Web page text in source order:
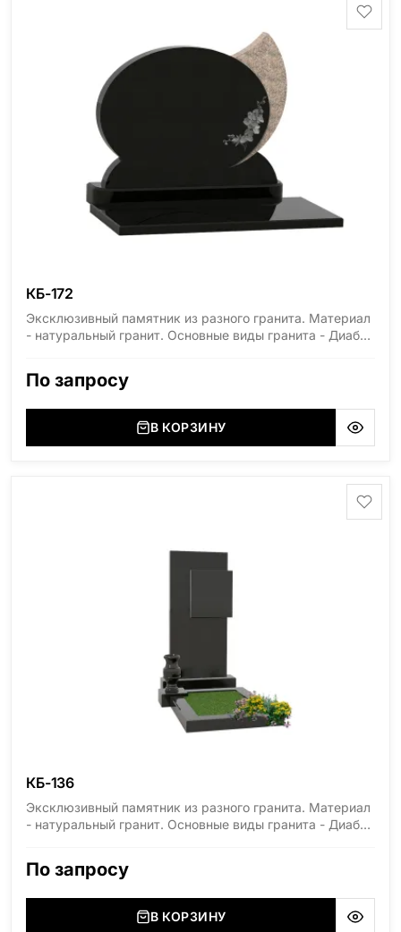
КБ-172
Эксклюзивный памятник из разного гранита. Материал
- натуральный гранит. Основные виды гранита - Диабаз
(Украина, Житомерская область), Лабродарит
(Украина, Житомерская область), Сюксюансаари
(Россия, Карелия), Амфиболит (Россия, Мурманская
По запросу
В КОРЗИНУ
КБ-136
Эксклюзивный памятник из разного гранита. Материал
- натуральный гранит. Основные виды гранита - Диабаз
(Украина, Житомерская область), Лабродарит
(Украина, Житомерская область), Сюксюансаари
(Россия, Карелия), Амфиболит (Россия, Мурманская
По запросу
В КОРЗИНУ